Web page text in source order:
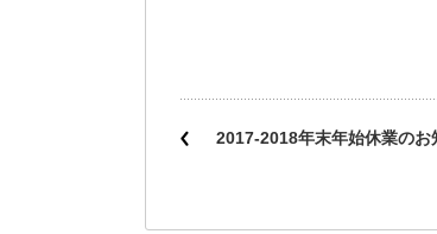
2017-2018年末年始休業のお